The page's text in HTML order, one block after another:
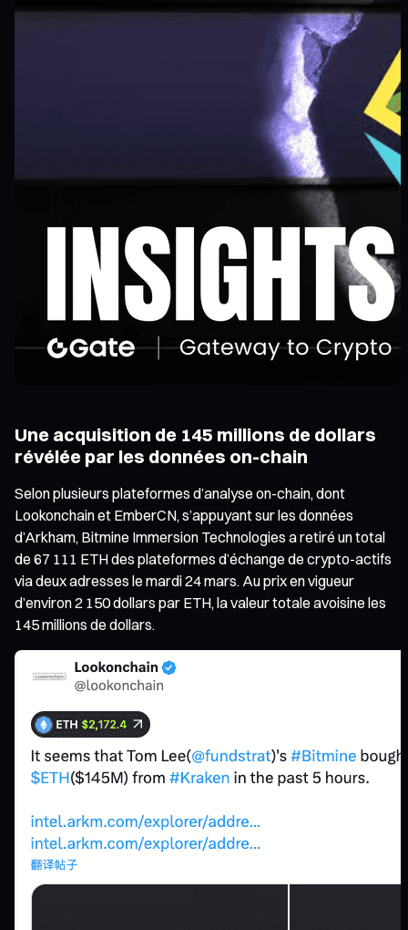
Une acquisition de 145 millions de dollars
révélée par les données on-chain
Selon plusieurs plateformes d’analyse on-chain, dont
Lookonchain et EmberCN, s’appuyant sur les données
d’Arkham, Bitmine Immersion Technologies a retiré un total
de 67 111 ETH des plateformes d’échange de crypto-actifs
via deux adresses le mardi 24 mars. Au prix en vigueur
d’environ 2 150 dollars par ETH, la valeur totale avoisine les
145 millions de dollars.